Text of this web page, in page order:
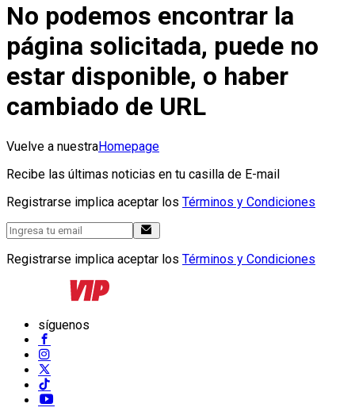
No podemos encontrar la
página solicitada, puede no
estar disponible, o haber
cambiado de URL
Vuelve a nuestraHomepage
Recibe las últimas noticias en tu casilla de E-mail
Registrarse implica aceptar los Términos y Condiciones
Registrarse implica aceptar los Términos y Condiciones
síguenos